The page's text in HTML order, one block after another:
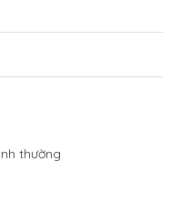
thường